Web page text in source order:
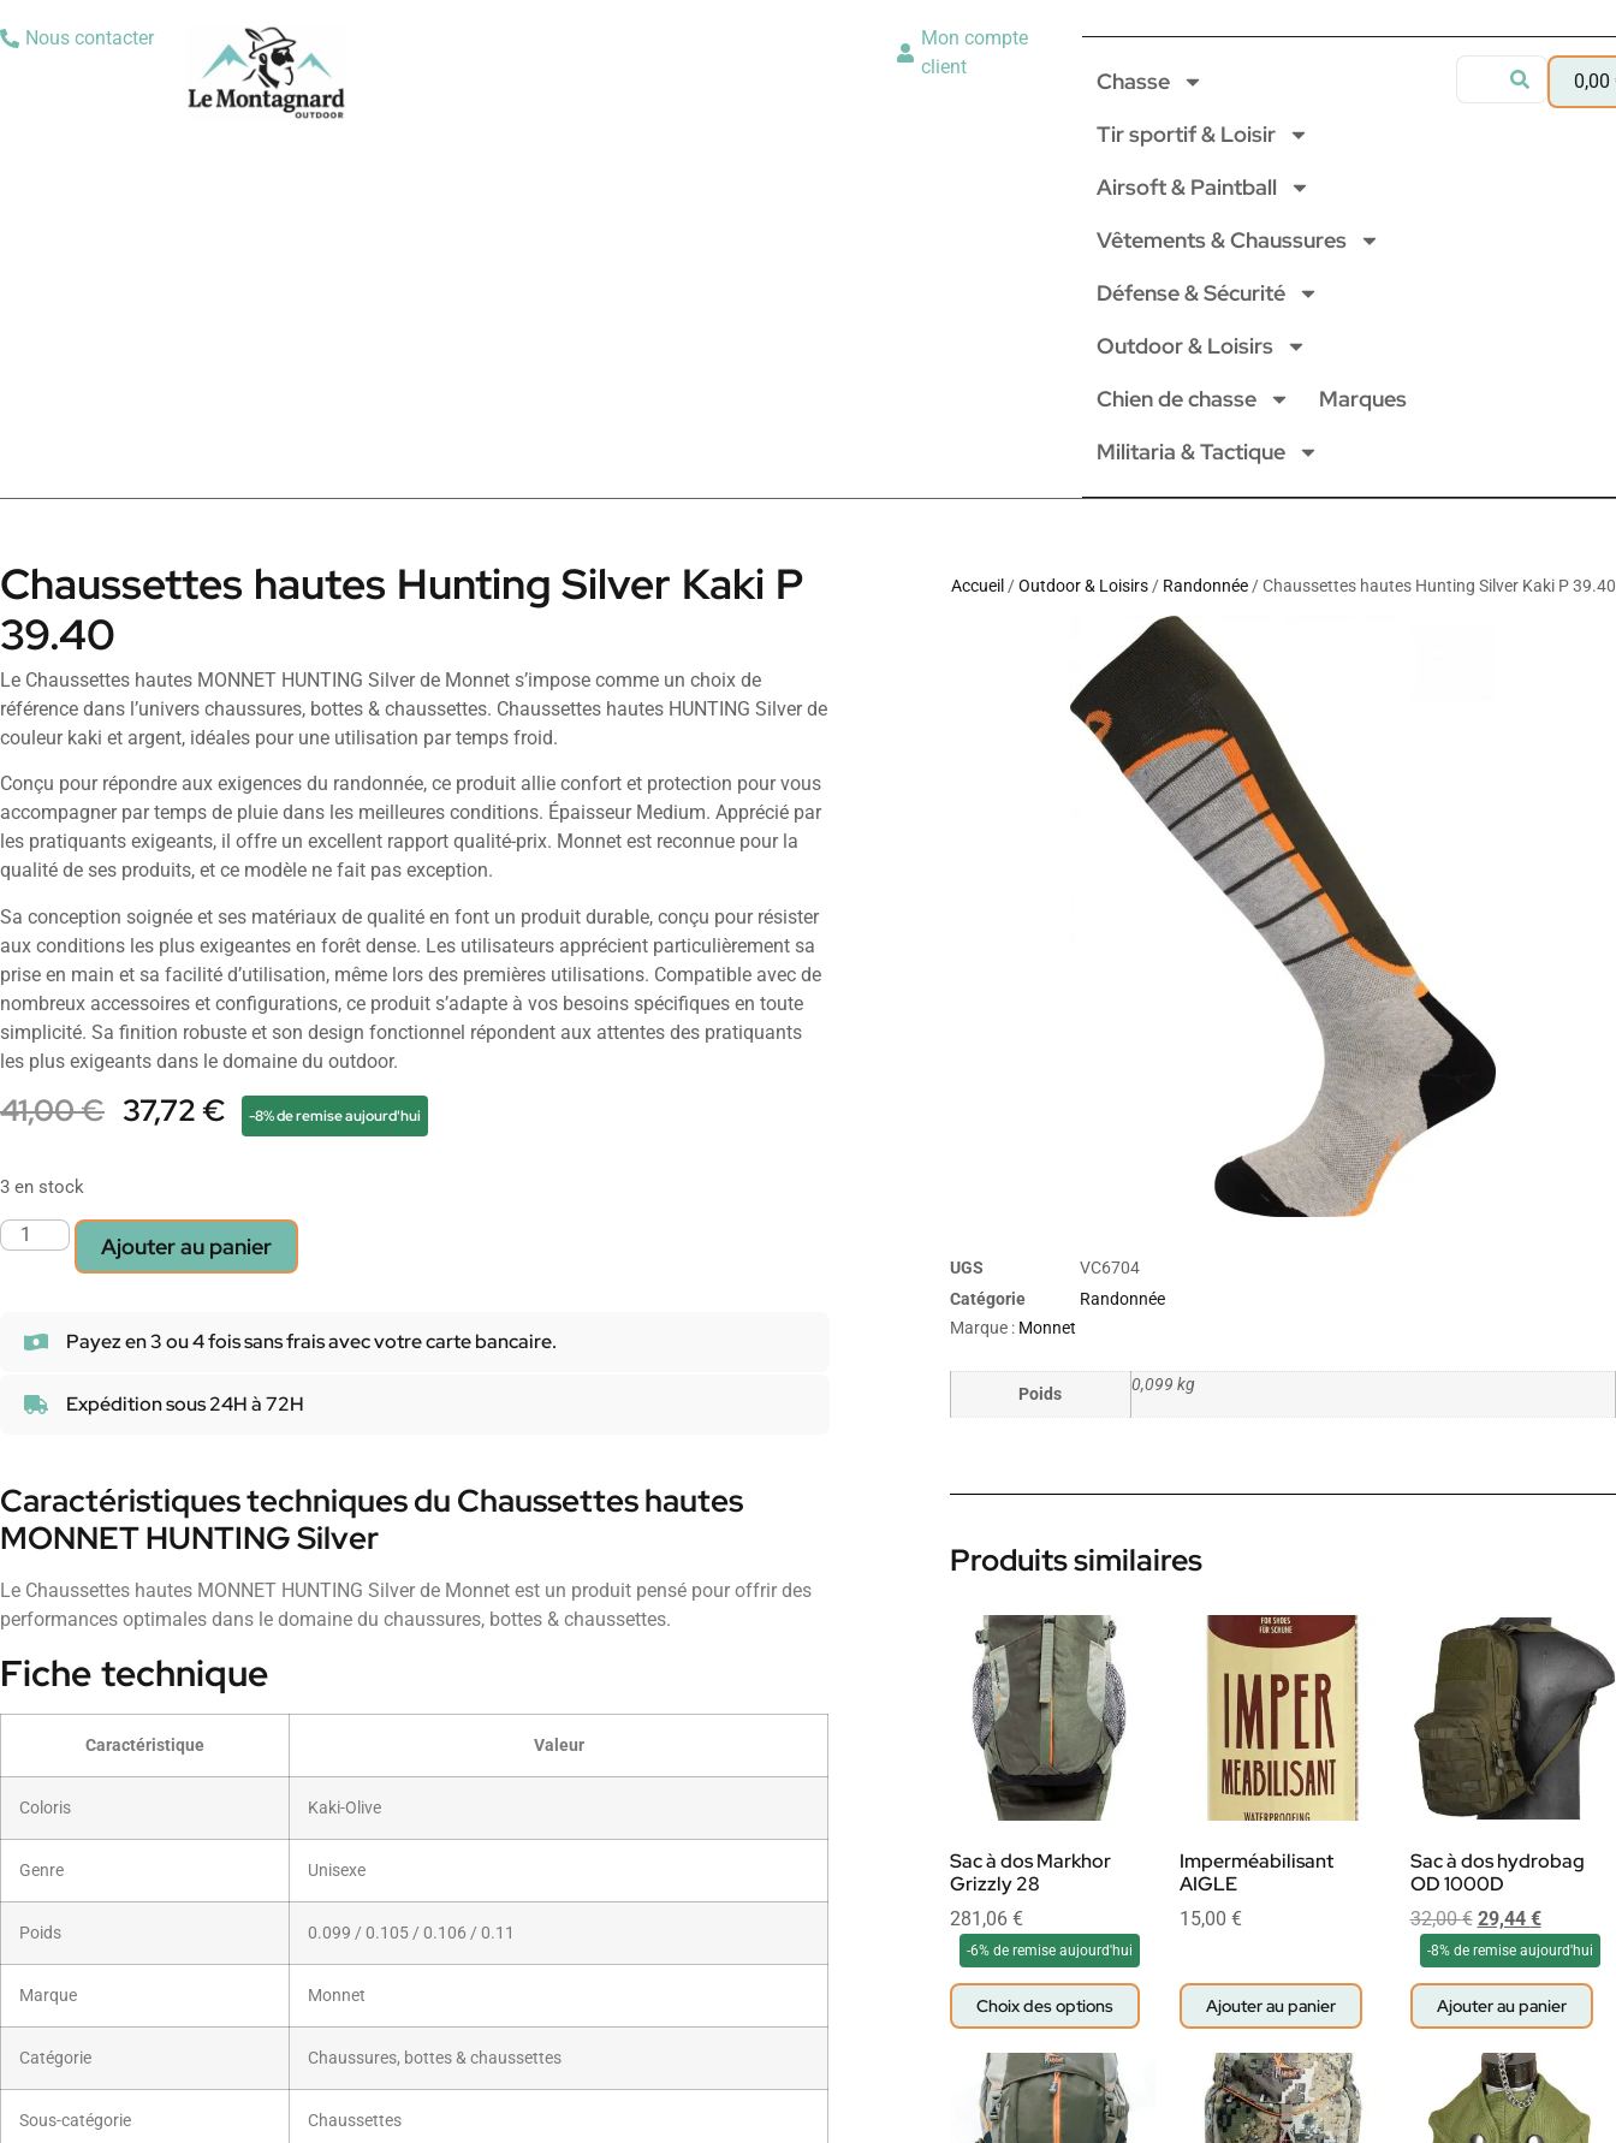
Nous contacter
Mon compte
client
Chasse
Tir sportif & Loisir
Airsoft & Paintball
Vêtements & Chaussures
Défense & Sécurité
Outdoor & Loisirs
Chien de chasse
Marques
Militaria & Tactique
0,00
Chaussettes hautes Hunting Silver Kaki P
39.40
Le Chaussettes hautes MONNET HUNTING Silver de Monnet s’impose comme un choix de
référence dans l’univers chaussures, bottes & chaussettes. Chaussettes hautes HUNTING Silver de
couleur kaki et argent, idéales pour une utilisation par temps froid.
Conçu pour répondre aux exigences du randonnée, ce produit allie confort et protection pour vous
accompagner par temps de pluie dans les meilleures conditions. Épaisseur Medium. Apprécié par
les pratiquants exigeants, il offre un excellent rapport qualité-prix. Monnet est reconnue pour la
qualité de ses produits, et ce modèle ne fait pas exception.
Sa conception soignée et ses matériaux de qualité en font un produit durable, conçu pour résister
aux conditions les plus exigeantes en forêt dense. Les utilisateurs apprécient particulièrement sa
prise en main et sa facilité d’utilisation, même lors des premières utilisations. Compatible avec de
nombreux accessoires et configurations, ce produit s’adapte à vos besoins spécifiques en toute
simplicité. Sa finition robuste et son design fonctionnel répondent aux attentes des pratiquants
les plus exigeants dans le domaine du outdoor.
41,00€ 37,72€ -8% de remise aujourd'hui
3 en stock
Ajouter au panier
Payez en 3 ou 4 fois sans frais avec votre carte bancaire.
Expédition sous 24H à 72H
Caractéristiques techniques du Chaussettes hautes
MONNET HUNTING Silver
Le Chaussettes hautes MONNET HUNTING Silver de Monnet est un produit pensé pour offrir des
performances optimales dans le domaine du chaussures, bottes & chaussettes.
Fiche technique
Caractéristique Valeur
Coloris Kaki-Olive
Genre Unisexe
Poids 0.099 / 0.105 / 0.106 / 0.11
Marque Monnet
Catégorie Chaussures, bottes & chaussettes
Sous-catégorie Chaussettes
Accueil /Outdoor & Loisirs / Randonnée / Chaussettes hautes Hunting Silver Kaki P 39.40
UGS
VC6704
Catégorie
Randonnée
Marque : Monnet
Poids 0,099 kg
Produits similaires
Sac à dos Markhor
Grizzly 28
281,06 €
-6% de remise aujourd'hui
Choix des options
Imperméabilisant
AIGLE
15,00€
Ajouter au panier
Sac à dos hydrobag
OD 1000D
32,00€ 29,44 €
-8% de remise aujourd'hui
Ajouter au panier